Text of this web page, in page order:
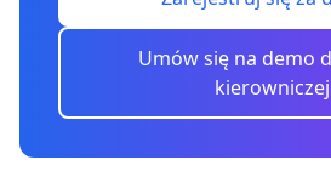
Umów się na demo
kierowniczej